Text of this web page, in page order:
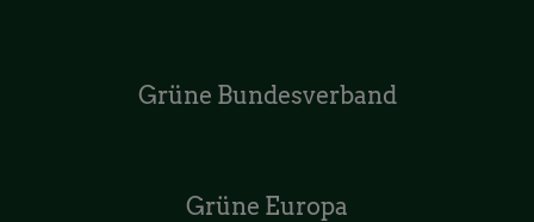
Grüne Bundesverband
Grüne Europa